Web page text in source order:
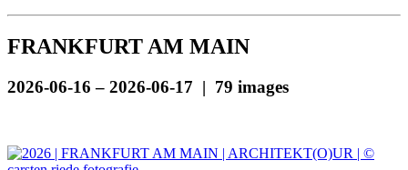
FRANKFURT AM MAIN
2026-06-16 – 2026-06-17 | 79 images